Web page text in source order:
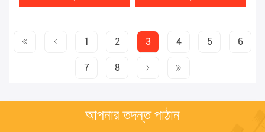
1 2 3 4 5 6
7 8
আপনার তদন্ত পাঠান